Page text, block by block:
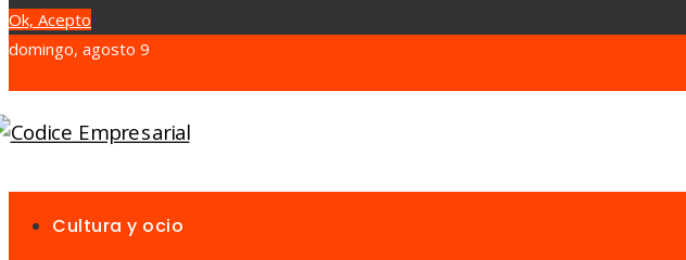
Ok, Acepto
domingo, agosto 9
Cultura y ocio